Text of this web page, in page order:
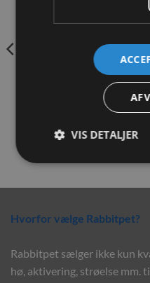
JR Farm Grainless Health
Vitaminkugler Peberfrugt
29,00 kr.
Hvorfor vælge Rabbitpet?
Rabbitpet sælger ikke kun
hø, aktivering, strøelse mm.
VIS DETALJER